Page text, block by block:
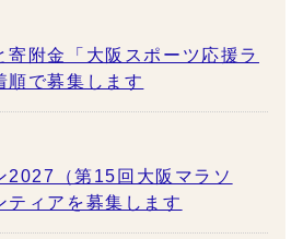
寄附金「大阪スポーツ応援ラ
順で募集します
2027（第15回大阪マラソ
ティアを募集します